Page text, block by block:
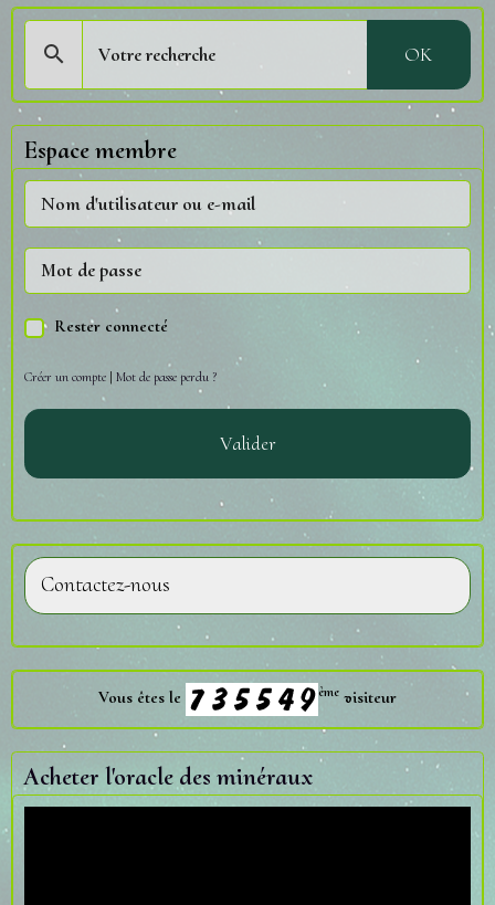
OK
Espace membre
Rester connecté
Créer un compte | Mot de passe perdu ?
Valider
Contactez-nous
Vous êtes le ème visiteur
Acheter l'oracle des minéraux